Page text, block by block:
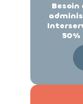
Besoin